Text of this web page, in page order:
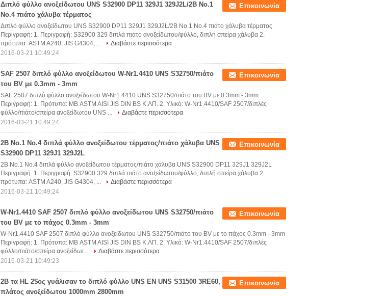
Διπλό φύλλο ανοξείδωτου UNS S32900 DP11 329J1 329J2L/2B No.1
No.4 πιάτο χάλυβα τέρματος
Επικοινωνία
Διπλό φύλλο ανοξείδωτου UNS S32900 DP11 329J1 329J2L/2B No.1 No.4 πιάτο χάλυβα τέρματος
Περιγραφή: 1. Περιγραφή: S32900 329 διπλά πιάτο ανοξείδωτου/φύλλο, διπλή σπείρα χάλυβα 2.
πρότυπα: ASTM A240, JIS G4304, ...
Διαβάστε περισσότερα
2016-03-21 10:49:24
SAF 2507 διπλό φύλλο ανοξείδωτου W-Nr1.4410 UNS S32750/πιάτο
του BV με 0.3mm - 3mm
Επικοινωνία
SAF 2507 διπλό φύλλο ανοξείδωτου W-Nr1.4410 UNS S32750/πιάτο του BV με 0.3mm - 3mm
Περιγραφή: 1. Πρότυπα: ΜΒ ASTM AISI JIS DIN BS Κ.ΛΠ. 2. Υλικό: W-Nr1.4410/SAF 2507/διπλές
φύλλο/πιάτο/σπείρα ανοξείδωτου UNS ...
Διαβάστε περισσότερα
2016-03-21 10:49:24
2B No.1 No.4 διπλά φύλλο ανοξείδωτου τέρματος/πιάτο χάλυβα UNS
S32900 DP11 329J1 329J2L
Επικοινωνία
2B No.1 No.4 διπλά φύλλο ανοξείδωτου τέρματος/πιάτο χάλυβα UNS S32900 DP11 329J1 329J2L
Περιγραφή: 1. Περιγραφή: S32900 329 διπλά πιάτο ανοξείδωτου/φύλλο, διπλή σπείρα χάλυβα 2.
πρότυπα: ASTM A240, JIS G4304, ...
Διαβάστε περισσότερα
2016-03-21 10:49:24
W-Nr1.4410 SAF 2507 διπλό φύλλο ανοξείδωτου UNS S32750/πιάτο
του BV με το πάχος 0.3mm - 3mm
Επικοινωνία
W-Nr1.4410 SAF 2507 διπλό φύλλο ανοξείδωτου UNS S32750/πιάτο του BV με το πάχος 0.3mm - 3mm
Περιγραφή: 1. Πρότυπα: ΜΒ ASTM AISI JIS DIN BS Κ.ΛΠ. 2. Υλικό: W-Nr1.4410/SAF 2507/διπλές
φύλλο/πιάτο/σπείρα ανοξείδωτ...
Διαβάστε περισσότερα
2016-03-21 10:49:23
2B τα HL 2$ος γυάλισαν το διπλό φύλλο UNS EN UNS S31500 3RE60,
πλάτος ανοξείδωτου 1000mm 2800mm
Επικοινωνία